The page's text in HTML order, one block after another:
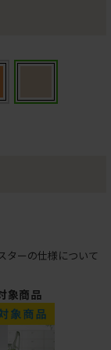
ターの仕様について
象商品